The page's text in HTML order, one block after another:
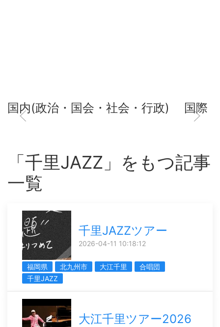
国内(政治・国会・社会・行政) 国際
「千里JAZZ」をもつ記事
一覧
千里JAZZツアー
2026-04-11 10:18:12
福岡県 北九州市 大江千里
合唱団
千里JAZZ
大江千里ツアー2026